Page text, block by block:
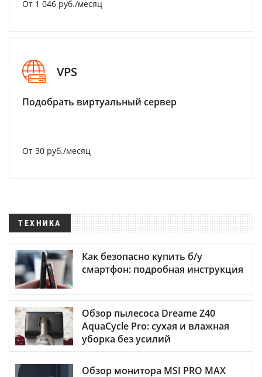
От 1 046 руб./месяц
VPS
Подобрать виртуальный сервер
От 30 руб./месяц
ТЕХНИКА
Как безопасно купить б/у
смартфон: подробная инструкция
Обзор пылесоса Dreame Z40
AquaCycle Pro: сухая и влажная
уборка без усилий
Обзор монитора MSI PRO MAX